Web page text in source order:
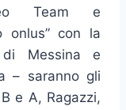
Team e
onlus” con la
di Messina e
– saranno gli
e A, Ragazzi,